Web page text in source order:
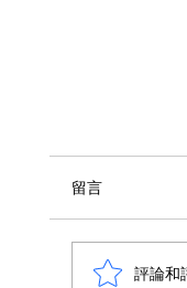
留言
評論和